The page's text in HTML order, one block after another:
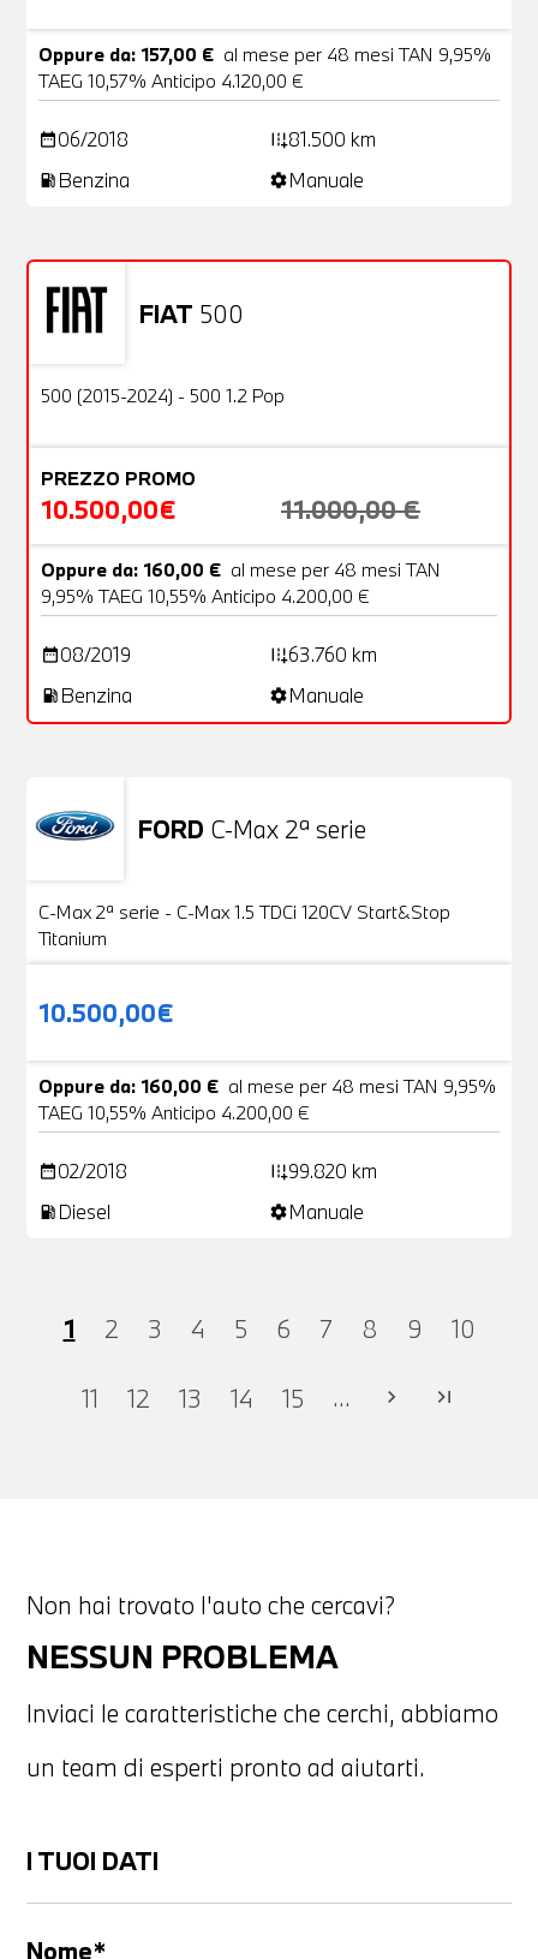
Oppure da: 157,00 € al mese per 48 mesi TAN 9,95%
TAEG 10,57% Anticipo 4.120,00 €
date_range06/2018 add_road81.500 km
local_gas_station Benzina settingsManuale
FIAT 500
OFFERTA
Usato
500 (2015-2024) - 500 1.2 Pop
PREZZO PROMO
10.500,00€ 11.000,00 €
Oppure da: 160,00 € al mese per 48 mesi TAN
9,95% TAEG 10,55% Anticipo 4.200,00 €
date_range08/2019 add_road63.760 km
local_gas_station Benzina settingsManuale
FORD C-Max 2ª serie
C-Max 2ª serie - C-Max 1.5 TDCi 120CV Start&Stop
Titanium
10.500,00€
Oppure da: 160,00 € al mese per 48 mesi TAN 9,95%
TAEG 10,55% Anticipo 4.200,00 €
date_range02/2018 add_road99.820 km
local_gas_station Diesel settingsManuale
1 2 3 4 5 6 7 8 9 10
11 12 13 14 15 ... chevron_right last_page
Non hai trovato l'auto che cercavi?
NESSUN PROBLEMA
Inviaci le caratteristiche che cerchi, abbiamo
un team di esperti pronto ad aiutarti.
I TUOI DATI
Nome*